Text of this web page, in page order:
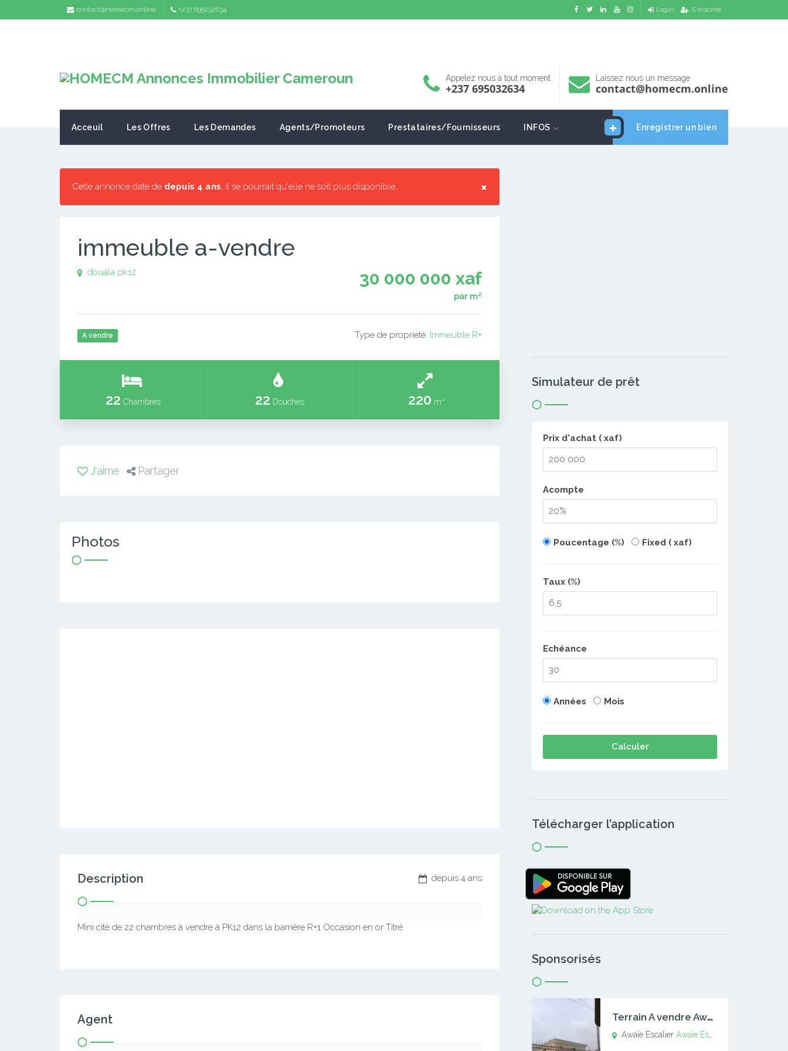
contact@homecm.online +237 695032634 Login S'inscrire
Appelez nous à tout moment
+237 695032634
Laissez nous un message
contact@homecm.online
Enregistrer un bien
Acceuil Les Offres Les Demandes Agents/Promoteurs Prestataires/Fournisseurs INFOS
×
Cette annonce date de depuis 4 ans, il se pourrait qu'elle ne soit plus disponible.
immeuble a-vendre
30 000 000 xaf
par m²
douala pk12
A vendre Type de propriété: Immeuble R+
22 Chambres 22 Douches 220 m²
J'aime Partager
Photos
depuis 4 ans
Description
Mini cité de 22 chambres à vendre à PK12 dans la barrière R+1 Occasion en or Titré
Agent
Simulateur de prêt
Prix d'achat ( xaf)
Acompte
Poucentage (%) Fixed ( xaf)
Taux (%)
Echéance
Années Mois
Calculer
Télécharger l’application
Sponsorisés
T
errain A vendre Awaïe Escalier
Awaïe EscalierAwaïe Escalier